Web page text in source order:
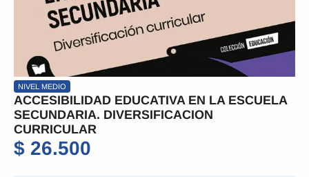
NIVEL MEDIO
ACCESIBILIDAD EDUCATIVA EN LA ESCUELA
SECUNDARIA. DIVERSIFICACION
CURRICULAR
$ 26.500